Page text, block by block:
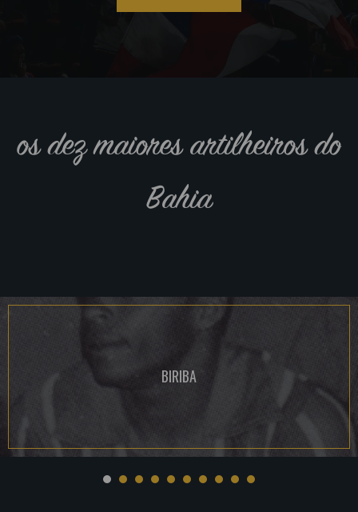
os dez maiores artilheiros do
Bahia
BIRIBA